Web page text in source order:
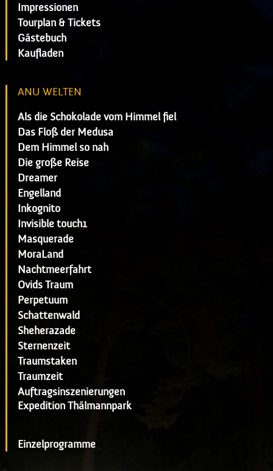
Impressionen
Tourplan & Tickets
Gästebuch
Kaufladen
ANU WELTEN
Als die Schokolade vom Himmel fiel
Das Floß der Medusa
Dem Himmel so nah
Die große Reise
Dreamer
Engelland
Inkognito
Invisible touch1
Masquerade
MoraLand
Nachtmeerfahrt
Ovids Traum
Perpetuum
Schattenwald
Sheherazade
Sternenzeit
Traumstaken
Traumzeit
Auftragsinszenierungen
Expedition Thälmannpark
Einzelprogramme